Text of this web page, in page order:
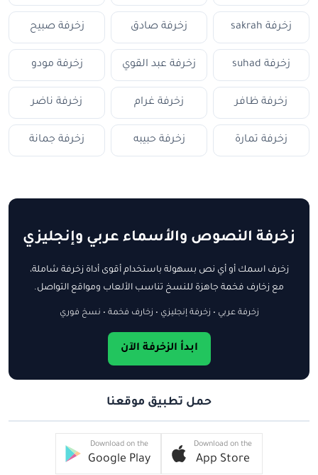
زخرفة sakrah زخرفة صادق زخرفة صبيح
زخرفة suhad زخرفة عبد القوي زخرفة مودو
زخرفة ظافر زخرفة غرام زخرفة ناضر
زخرفة تمارة زخرفة حبيبه زخرفة جمانة
زخرفة النصوص والأسماء عربي وإنجليزي
زخرف اسمك أو أي نص بسهولة باستخدام أقوى أداة زخرفة شاملة،
مع زخارف فخمة جاهزة للنسخ تناسب الألعاب ومواقع التواصل.
زخرفة عربي • زخرفة إنجليزي • زخارف فخمة • نسخ فوري
ابدأ الزخرفة الآن
حمل تطبيق موقعنا
Download on the
App Store
Download on the
Google Play